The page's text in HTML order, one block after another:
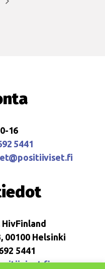
16
5441
00100 Helsinki
5441